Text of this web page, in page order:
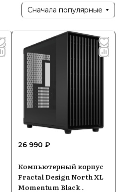
Сначала популярные
26 990 ₽
Компьютерный корпус
Fractal Design North XL
Momentum Black